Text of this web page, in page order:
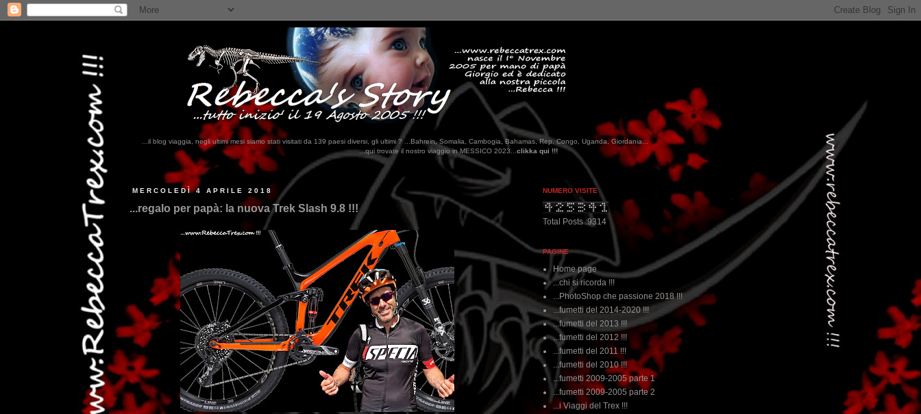
...il blog viaggia, negli ultimi mesi siamo stati visitati da 139 paesi diversi, gli ultimi ? ...Bahrein, Somalia, Cambogia, Bahamas, Rep. Congo, Uganda, Giordania...
...qui trovate il nostro viaggio in MESSICO 2023...clikka qui !!!
MERCOLEDÌ 4 APRILE 2018
...regalo per papà: la nuova Trek Slash 9.8 !!!
NUMERO VISITE
Total Posts :9314
PAGINE
Home page
...chi si ricorda !!!
...PhotoShop che passione 2018 !!!
...fumetti del 2014-2020 !!!
...fumetti del 2013 !!!
...fumetti del 2012 !!!
...fumetti del 2011 !!!
...fumetti del 2010 !!!
...fumetti 2009-2005 parte 1
...fumetti 2009-2005 parte 2
...i Viaggi del Trex !!!